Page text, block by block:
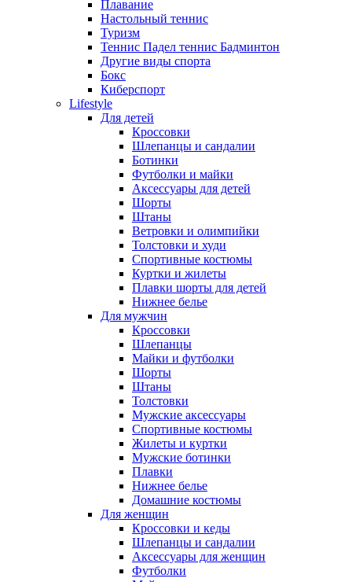
Плавание
Настольный теннис
Туризм
Теннис Падел теннис Бадминтон
Другие виды спорта
Бокс
Киберспорт
Lifestyle
Для детей
Кроссовки
Шлепанцы и сандалии
Ботинки
Футболки и майки
Аксессуары для детей
Шорты
Штаны
Ветровки и олимпийки
Толстовки и худи
Спортивные костюмы
Куртки и жилеты
Плавки шорты для детей
Нижнее белье
Для мужчин
Кроссовки
Шлепанцы
Майки и футболки
Шорты
Штаны
Толстовки
Мужские аксессуары
Спортивные костюмы
Жилеты и куртки
Мужские ботинки
Плавки
Нижнее белье
Домашние костюмы
Для женщин
Кроссовки и кеды
Шлепанцы и сандалии
Аксессуары для женщин
Футболки